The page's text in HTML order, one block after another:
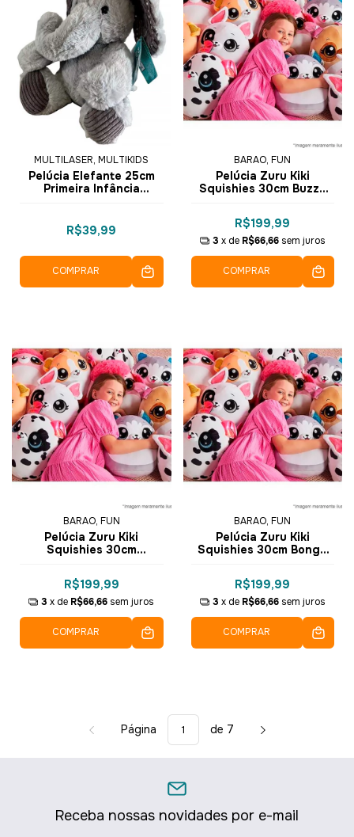
MULTILASER, MULTIKIDS
Pelúcia Elefante 25cm
Primeira Infância
R$39,99
COMPRAR
BARAO, FUN
Pelúcia Zuru Kiki
Squishies 30cm Buzzy
R$199,99
3 x de R$66,66 sem juros
COMPRAR
BARAO, FUN
Pelúcia Zuru Kiki
Squishies 30cm
R$199,99
3 x de R$66,66 sem juros
COMPRAR
BARAO, FUN
Pelúcia Zuru Kiki
Squishies 30cm Bongo
R$199,99
3 x de R$66,66 sem juros
COMPRAR
Página de 7
Receba nossas novidades por e-mail